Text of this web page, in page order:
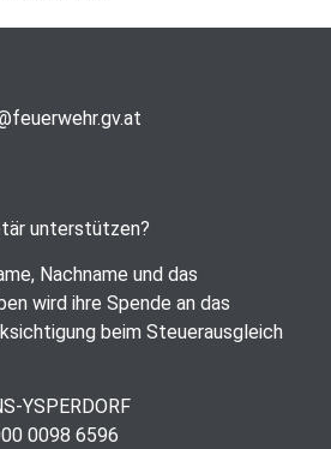
unterstützen?
Nachname und das
wird ihre Spende an das
beim Steuerausgleich
YSPERDORF
0098 6596